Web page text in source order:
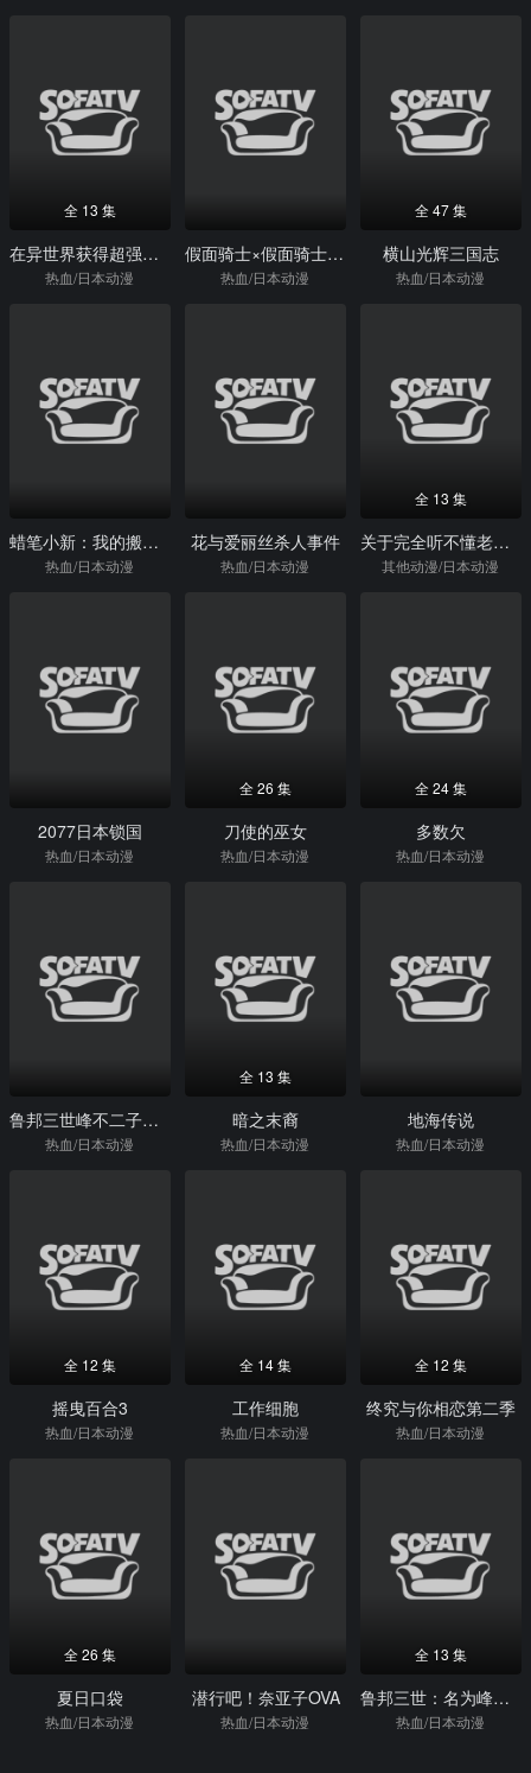
全 13 集
在异世界获得超强能力的我，在现实世界照样无敌～等级提升改变人生命运～
热血/日本动漫
假面骑士×假面骑士OOO&Wfeat.SkullMovie大战Core
热血/日本动漫
全 47 集
横山光辉三国志
热血/日本动漫
蜡笔小新：我的搬家物语仙人掌大袭击
热血/日本动漫
花与爱丽丝杀人事件
热血/日本动漫
全 13 集
关于完全听不懂老公在说什么的事
其他动漫/日本动漫
2077日本锁国
热血/日本动漫
全 26 集
刀使的巫女
热血/日本动漫
全 24 集
多数欠
热血/日本动漫
鲁邦三世峰不二子的谎言
热血/日本动漫
全 13 集
暗之末裔
热血/日本动漫
地海传说
热血/日本动漫
全 12 集
摇曳百合3
热血/日本动漫
全 14 集
工作细胞
热血/日本动漫
全 12 集
终究与你相恋第二季
热血/日本动漫
全 26 集
夏日口袋
热血/日本动漫
潜行吧！奈亚子OVA
热血/日本动漫
全 13 集
鲁邦三世：名为峰不二子的女人
热血/日本动漫